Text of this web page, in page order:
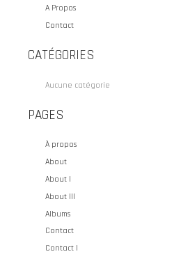
A Propos
Contact
CATÉGORIES
Aucune catégorie
PAGES
À propos
About
About I
About III
Albums
Contact
Contact I